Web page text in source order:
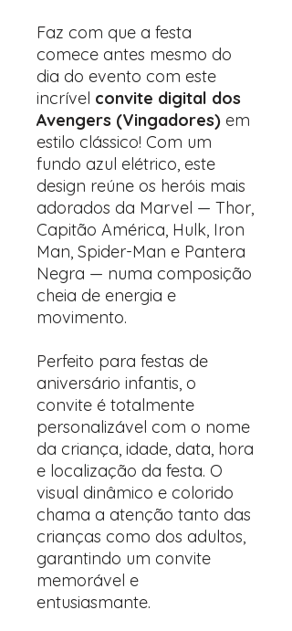
Faz com que a festa
comece antes mesmo do
dia do evento com este
incrível convite digital dos
Avengers (Vingadores) em
estilo clássico! Com um
fundo azul elétrico, este
design reúne os heróis mais
adorados da Marvel — Thor,
Capitão América, Hulk, Iron
Man, Spider-Man e Pantera
Negra — numa composição
cheia de energia e
movimento.
Perfeito para festas de
aniversário infantis, o
convite é totalmente
personalizável com o nome
da criança, idade, data, hora
e localização da festa. O
visual dinâmico e colorido
chama a atenção tanto das
crianças como dos adultos,
garantindo um convite
memorável e
entusiasmante.